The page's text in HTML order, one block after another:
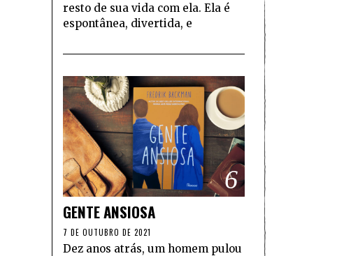
resto de sua vida com ela. Ela é
espontânea, divertida, e
6
GENTE ANSIOSA
7 DE OUTUBRO DE 2021
Dez anos atrás, um homem pulou